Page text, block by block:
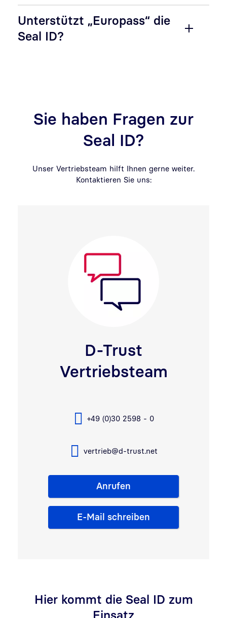
Unterstützt „Europass“ die
Seal ID?
Sie haben Fragen zur
Seal ID?
Unser Vertriebsteam hilft Ihnen gerne weiter.
Kontaktieren Sie uns:
D-Trust
Vertriebsteam
+49 (0)30 2598 - 0
vertrieb@d-trust.net
Anrufen
E-Mail schreiben
Hier kommt die Seal ID zum
Einsatz